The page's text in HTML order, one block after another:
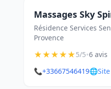
Massages Sky
Résidence Services
Provence
★★★★★5/5•6 avis
📞+33667546419🌐